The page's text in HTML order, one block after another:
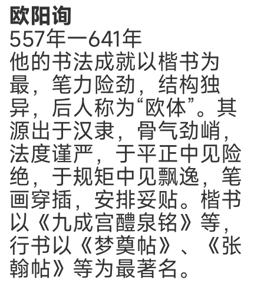
欧阳询
557年一641年
他的书法成就以楷书为
最，笔力险劲，结构独
异，后人称为“欧体”。其
源出于汉隶，骨气劲峭，
法度谨严，于平正中见险
绝，于规矩中见飘逸，笔
画穿插，安排妥贴。楷书
以《九成宫醴泉铭》等，
行书以《梦奠帖》、《张
翰帖》等为最著名。